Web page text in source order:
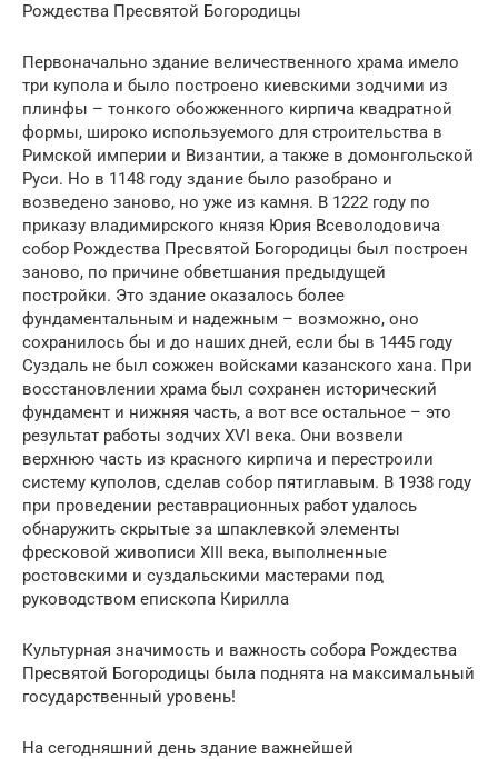
Рождества Пресвятой Богородицы
Первоначально здание величественного храма имело
три купола и было построено киевскими зодчими из
плинфы – тонкого обожженного кирпича квадратной
формы, широко используемого для строительства в
Римской империи и Византии, а также в домонгольской
Руси. Но в 1148 году здание было разобрано и
возведено заново, но уже из камня. В 1222 году по
приказу владимирского князя Юрия Всеволодовича
собор Рождества Пресвятой Богородицы был построен
заново, по причине обветшания предыдущей
постройки. Это здание оказалось более
фундаментальным и надежным – возможно, оно
сохранилось бы и до наших дней, если бы в 1445 году
Суздаль не был сожжен войсками казанского хана. При
восстановлении храма был сохранен исторический
фундамент и нижняя часть, а вот все остальное – это
результат работы зодчих XVI века. Они возвели
верхнюю часть из красного кирпича и перестроили
систему куполов, сделав собор пятиглавым. В 1938 году
при проведении реставрационных работ удалось
обнаружить скрытые за шпаклевкой элементы
фресковой живописи XIII века, выполненные
ростовскими и суздальскими мастерами под
руководством епископа Кирилла
Культурная значимость и важность собора Рождества
Пресвятой Богородицы была поднята на максимальный
государственный уровень!
На сегодняшний день здание важнейшей